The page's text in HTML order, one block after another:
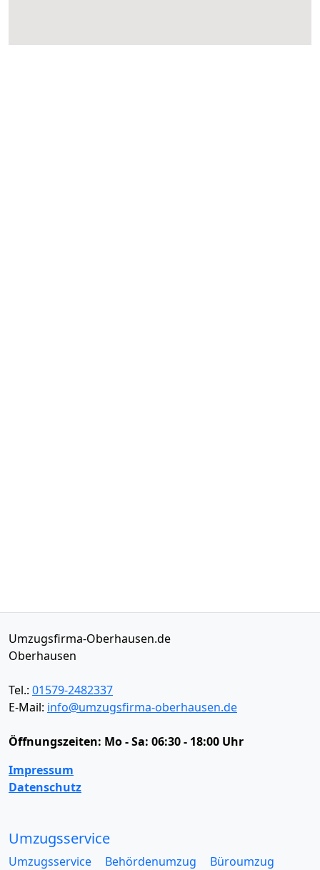
Umzugsfirma-Oberhausen.de
Oberhausen
Tel.: 01579-2482337
E-Mail: info@umzugsfirma-oberhausen.de
Öffnungszeiten: Mo - Sa: 06:30 - 18:00 Uhr
Impressum
Datenschutz
Umzugsservice
Umzugsservice Behördenumzug
Büroumzug